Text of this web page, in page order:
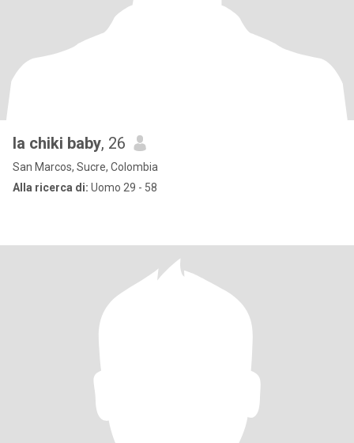
la chiki baby, 26
San Marcos, Sucre, Colombia
Alla ricerca di: Uomo 29 - 58